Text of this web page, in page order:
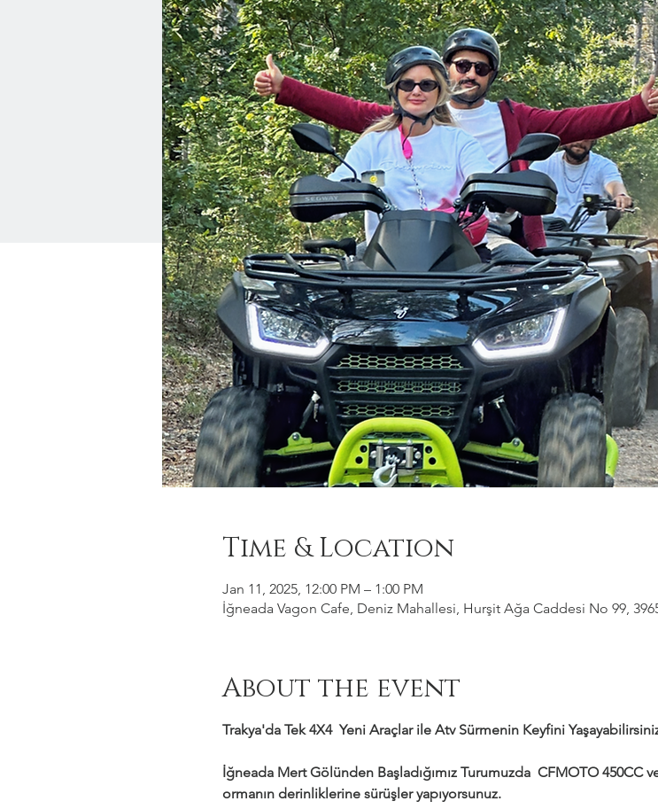
Time & Location
Jan 11, 2025, 12:00 PM – 1:00 PM
İğneada Vagon Cafe, Deniz Mahallesi, Hurşit Ağa Caddesi No 99,
About the event
Trakya'da Tek 4X4  Yeni Araçlar ile Atv Sürmenin Keyfini
İğneada Mert Gölünden Başladığımız Turumuzda  CFMOTO 450CC
ormanın derinliklerine sürüşler yapıyorsunuz.